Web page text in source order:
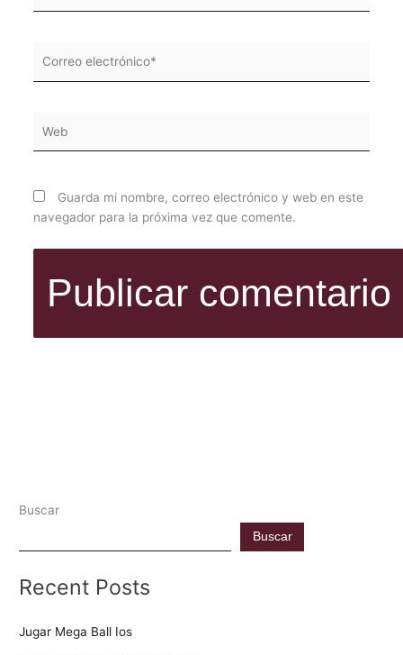
Guarda mi nombre, correo electrónico y web en este
navegador para la próxima vez que comente.
Buscar
Buscar
Recent Posts
Jugar Mega Ball Ios